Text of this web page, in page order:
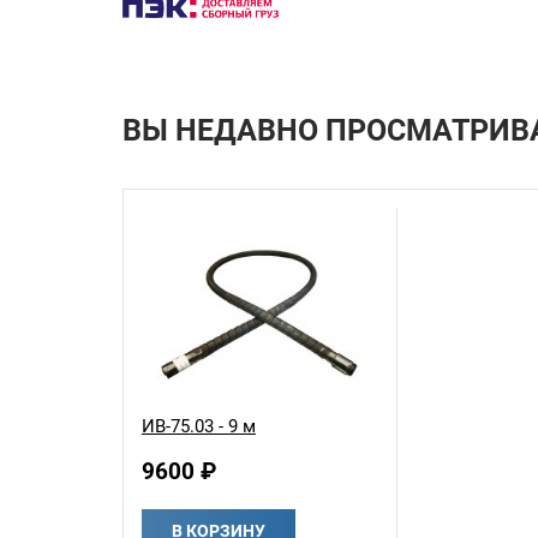
ВЫ НЕДАВНО
ИВ-75.03 - 9 м
9600 ₽
В КОРЗИНУ